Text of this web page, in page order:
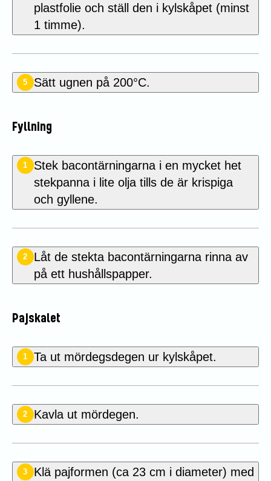
plastfolie och ställ den i kylskåpet (minst
1 timme).
5 Sätt ugnen på 200°C.
Fyllning
1
Stek bacontärningarna i en mycket het
stekpanna i lite olja tills de är krispiga
och gyllene.
2
Låt de stekta bacontärningarna rinna av
på ett hushållspapper.
Pajskalet
1 Ta ut mördegsdegen ur kylskåpet.
2 Kavla ut mördegen.
3 Klä pajformen (ca 23 cm i diameter) med